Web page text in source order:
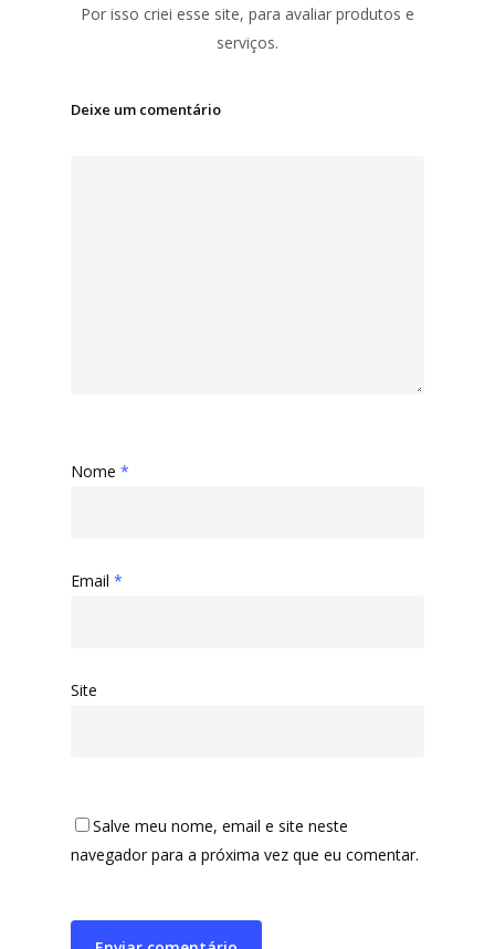
Por isso criei esse site, para avaliar produtos e
serviços.
Deixe um comentário
Nome *
Email *
Site
Salve meu nome, email e site neste
navegador para a próxima vez que eu comentar.